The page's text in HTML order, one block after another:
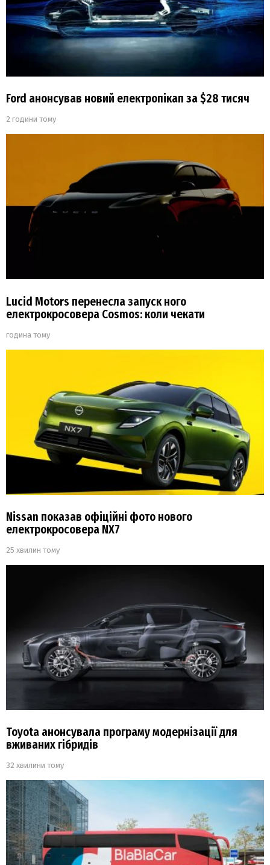
Ford анонсував новий електропікап за $28 тисяч
2 години тому
Lucid Motors перенесла запуск ного
електрокросовера Cosmos: коли чекати
година тому
Nissan показав офіційні фото нового
електрокросовера NX7
25 хвилин тому
Toyota анонсувала програму модернізації для
вживаних гібридів
32 хвилини тому